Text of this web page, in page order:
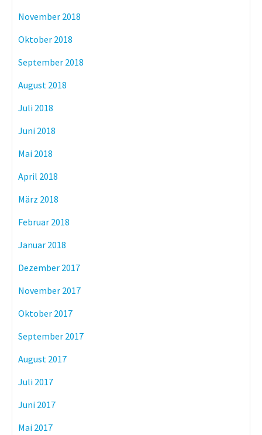
November 2018
Oktober 2018
September 2018
August 2018
Juli 2018
Juni 2018
Mai 2018
April 2018
März 2018
Februar 2018
Januar 2018
Dezember 2017
November 2017
Oktober 2017
September 2017
August 2017
Juli 2017
Juni 2017
Mai 2017